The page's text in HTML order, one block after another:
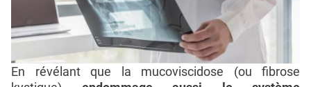
En révélant que la mucoviscidose (ou fibrose